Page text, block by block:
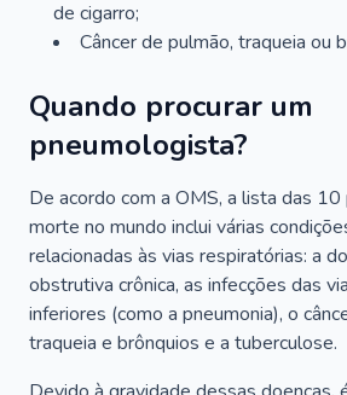
de cigarro;
Câncer de pulmão, traqueia ou
Quando procurar um
pneumologista?
De acordo com a OMS, a lista das 10
morte no mundo inclui várias
relacionadas às vias respiratórias: a
obstrutiva crônica, as infecções das
inferiores (como a pneumonia), o
traqueia e brônquios e a tuberculose.